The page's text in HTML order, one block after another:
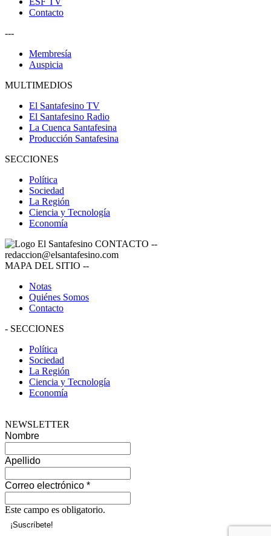
Contacto
---
Membresía
Auspicia
MULTIMEDIOS
El Santafesino TV
El Santafesino Radio
La Cuenca Santafesina
Producción Santafesina
SECCIONES
Política
Sociedad
La Región
Ciencia y Tecnología
Economía
CONTACTO --
redaccion@elsantafesino.com
MAPA DEL SITIO --
Notas
Quiénes Somos
Contacto
- SECCIONES
Política
Sociedad
La Región
Ciencia y Tecnología
Economía
NEWSLETTER
Nombre
Apellido
Correo electrónico *
Este campo es obligatorio.